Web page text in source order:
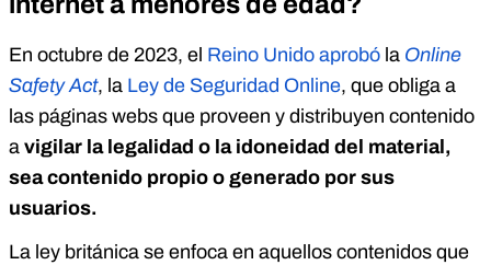
En octubre de 2023, el Reino Unido aprobó la Online
Safety Act, la Ley de Seguridad Online, que obliga a
las páginas webs que proveen y distribuyen contenido
a vigilar la legalidad o la idoneidad del material,
sea contenido propio o generado por sus
usuarios.
La ley británica se enfoca en aquellos contenidos que